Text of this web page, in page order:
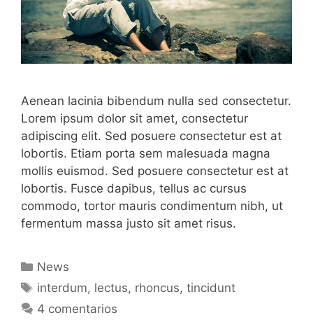
Aenean lacinia bibendum nulla sed consectetur.
Lorem ipsum dolor sit amet, consectetur
adipiscing elit. Sed posuere consectetur est at
lobortis. Etiam porta sem malesuada magna
mollis euismod. Sed posuere consectetur est at
lobortis. Fusce dapibus, tellus ac cursus
commodo, tortor mauris condimentum nibh, ut
fermentum massa justo sit amet risus.
Categorías
News
Etiquetas
interdum, lectus, rhoncus,tincidunt
4 comentarios